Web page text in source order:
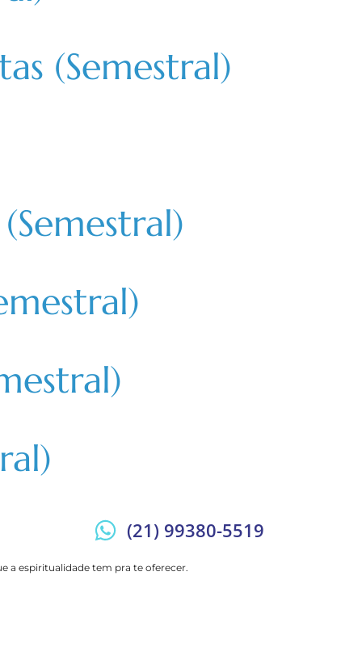
(Semestral)
(21) 99380-5519
a espiritualidade tem pra te oferecer.